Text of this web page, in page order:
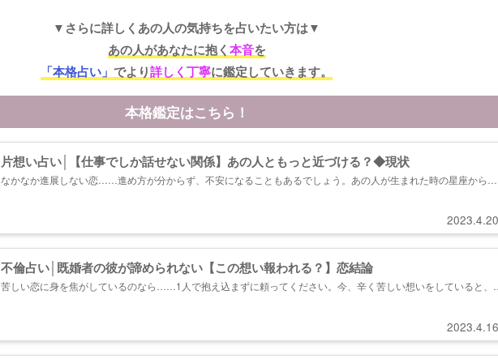
▼さらに詳しくあの人の気持ちを占いたい方は▼
あの人があなたに抱く本音を
「本格占い」 でより詳しく丁寧に鑑定していきます。
本格鑑定はこちら！
片想い占い│【仕事でしか話せない関係】あの人ともっと近づける？◆現状
2023.4.20
なかなか進展しない恋……進め方が分からず、不安になることもあるでしょう。あの人が生まれた時の星座から、
不倫占い│既婚者の彼が諦められない【この想い報われる？】恋結論
2023.4.16
苦しい恋に身を焦がしているのなら……1人で抱え込まずに頼ってください。今、辛く苦しい想いをしていると、